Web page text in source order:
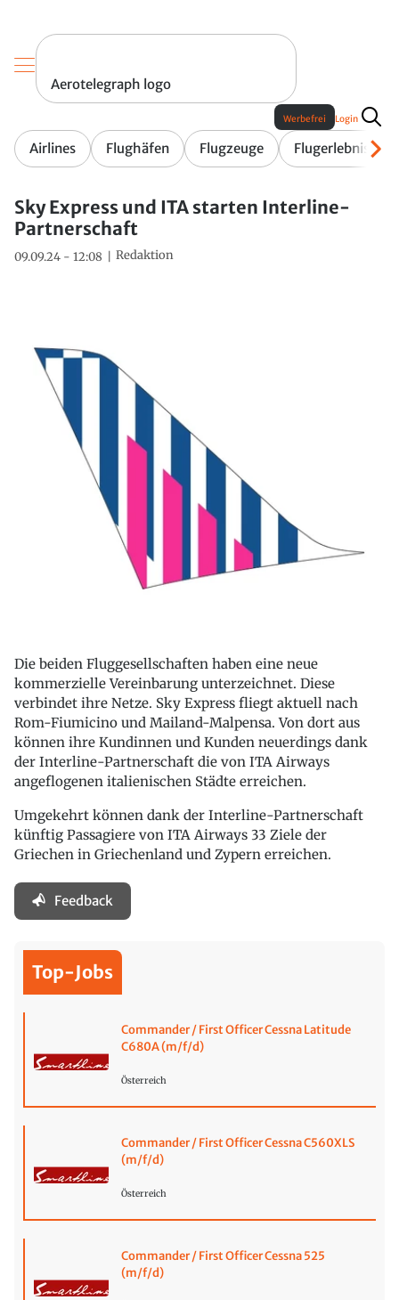
Aerotelegraph logo
Airlines Flughäfen Flugzeuge Flugerlebnis
Werbefrei Login
Sky Express und ITA starten Interline-
Partnerschaft
09.09.24 - 12:08 Redaktion
Die beiden Fluggesellschaften haben eine neue
kommerzielle Vereinbarung unterzeichnet. Diese
verbindet ihre Netze. Sky Express fliegt aktuell nach
Rom-Fiumicino und Mailand-Malpensa. Von dort aus
können ihre Kundinnen und Kunden neuerdings dank
der Interline-Partnerschaft die von ITA Airways
angeflogenen italienischen Städte erreichen.
Umgekehrt können dank der Interline-Partnerschaft
künftig Passagiere von ITA Airways 33 Ziele der
Griechen in Griechenland und Zypern erreichen.
Feedback
Top-Jobs
Commander / First Officer Cessna Latitude
C680A (m/f/d)
Österreich
Commander / First Officer Cessna C560XLS
(m/f/d)
Österreich
Commander / First Officer Cessna 525
(m/f/d)